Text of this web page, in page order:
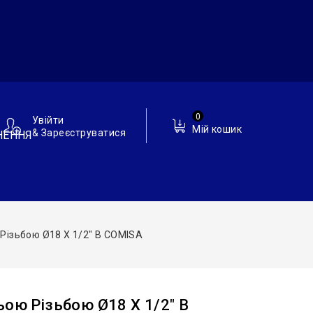
Мій кошик
0
Увійти
& Зареєструватися
Ø18 X 1/2″ В COMISA
Різьбою Ø18 X 1/2″ В